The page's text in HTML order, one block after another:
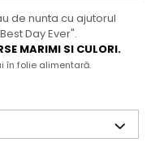
de nunta cu ajutorul
Day Ever".
MARIMI SI CULORI.
în folie alimentară.